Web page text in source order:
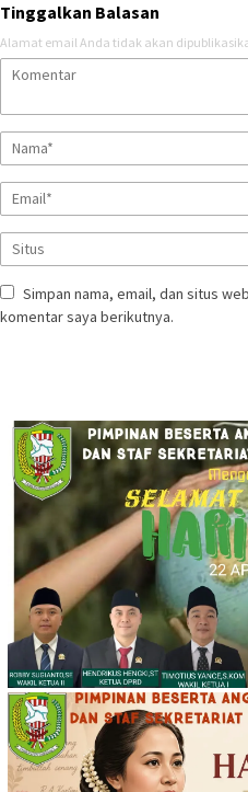
Tinggalkan Balasan
Alamat email Anda tidak akan
Simpan nama, email, dan situs
komentar saya berikutnya.